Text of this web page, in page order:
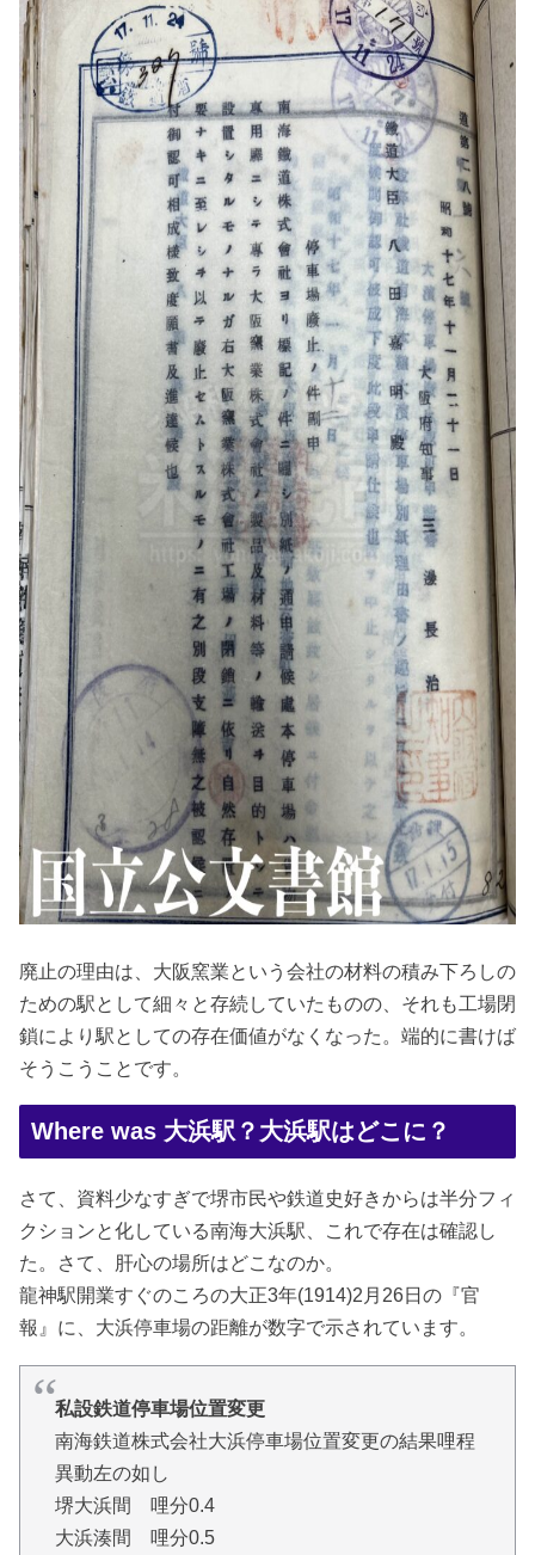
廃止の理由は、大阪窯業という会社の材料の積み下ろしの
ための駅として細々と存続していたものの、それも工場閉
鎖により駅としての存在価値がなくなった。端的に書けば
そうこうことです。
Where was 大浜駅？大浜駅はどこに？
さて、資料少なすぎで堺市民や鉄道史好きからは半分フィ
クションと化している南海大浜駅、これで存在は確認し
た。さて、肝心の場所はどこなのか。
龍神駅開業すぐのころの大正3年(1914)2月26日の『官
報』に、大浜停車場の距離が数字で示されています。
私設鉄道停車場位置変更
南海鉄道株式会社大浜停車場位置変更の結果哩程
異動左の如し
堺大浜間 哩分0.4
大浜湊間 哩分0.5